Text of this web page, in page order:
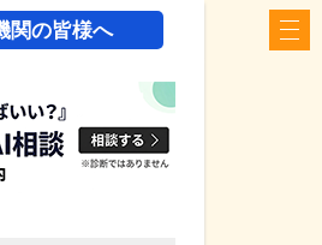
関の皆様へ